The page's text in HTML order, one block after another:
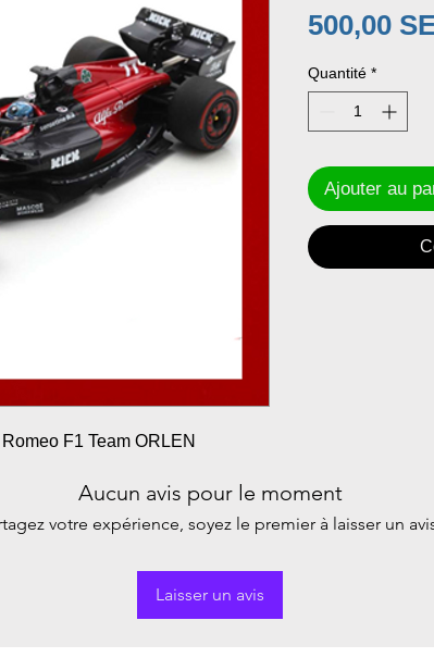
F1 Team ORLEN
500,00
Quantité *
Ajouter au
Aucun avis pour le moment
votre expérience, soyez le premier à laisser un
Laisser un avis